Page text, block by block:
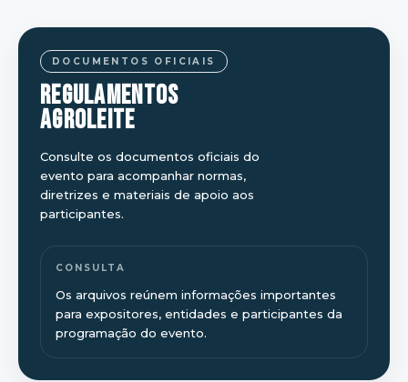
DOCUMENTOS OFICIAIS
REGULAMENTOS
AGROLEITE
Consulte os documentos oficiais do
evento para acompanhar normas,
diretrizes e materiais de apoio aos
participantes.
CONSULTA
Os arquivos reúnem informações importantes
para expositores, entidades e participantes da
programação do evento.